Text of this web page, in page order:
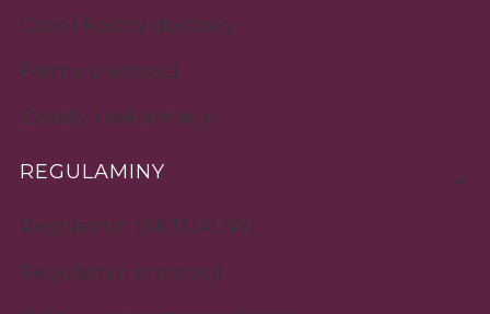
Czas i koszty dostawy
Formy płatności
Zwroty i reklamacje
REGULAMINY
Regulamin (AKTUALNY)
Regulamin promocji